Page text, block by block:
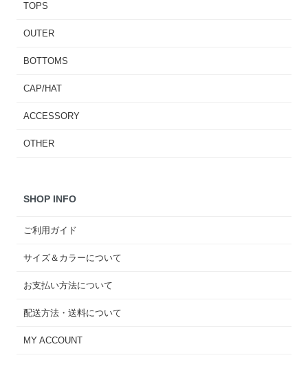
TOPS
OUTER
BOTTOMS
CAP/HAT
ACCESSORY
OTHER
SHOP INFO
ご利用ガイド
サイズ＆カラーについて
お支払い方法について
配送方法・送料について
MY ACCOUNT